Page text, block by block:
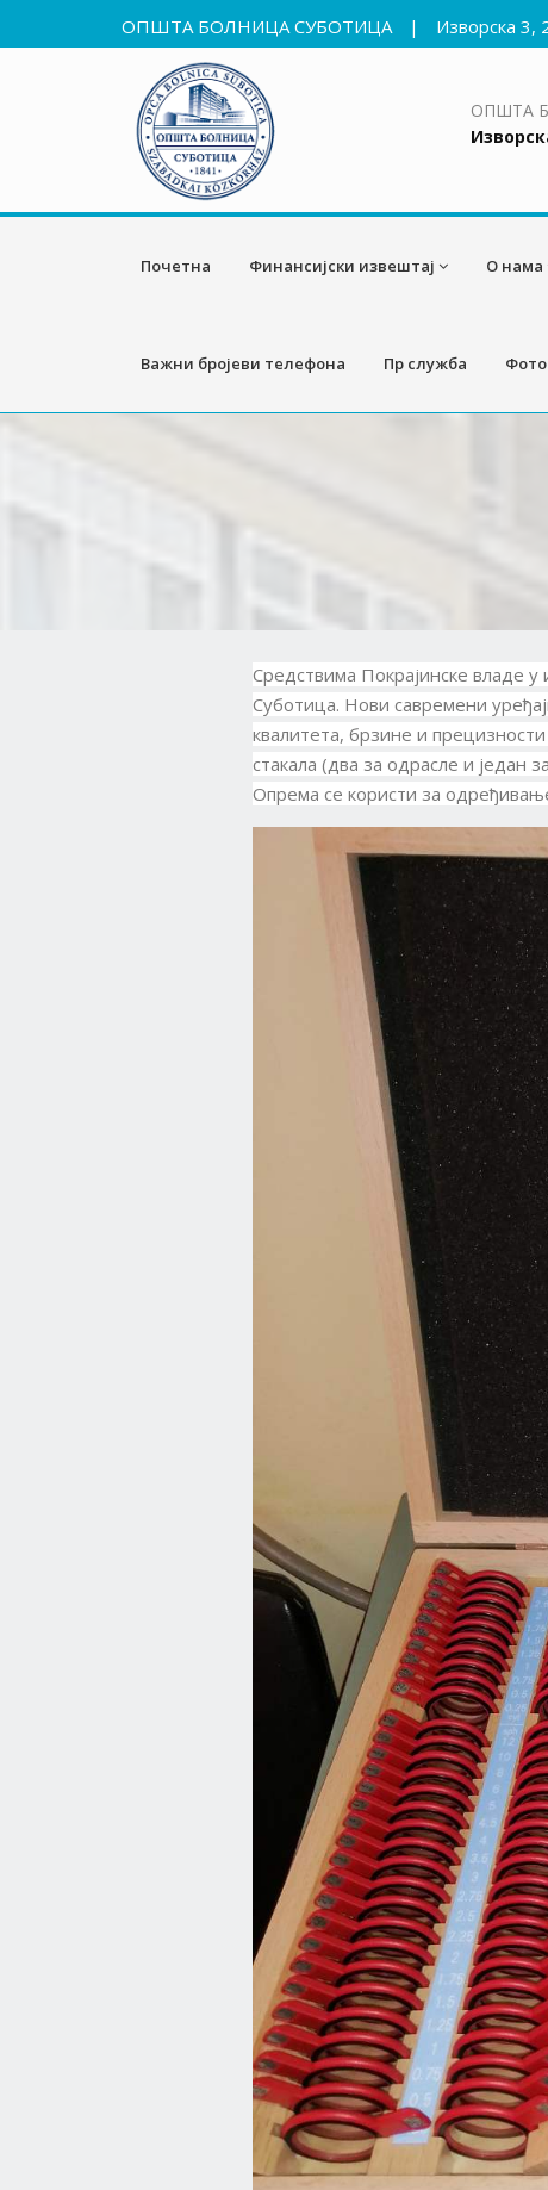
ОПШТА БОЛНИЦА СУБОТИЦА | Изворска 3,
ОПШТА
Почетна Финансијски извештај О нама
Важни бројеви телефона Пр служба Фото
Средствима Покрајинске владе
Суботица. Нови савремени
квалитета, брзине и
стакала (два за одрасле и један
Опрема се користи за